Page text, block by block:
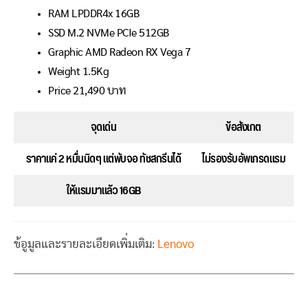
RAM LPDDR4x 16GB
SSD M.2 NVMe PCIe 512GB
Graphic AMD Radeon RX Vega 7
Weight 1.5Kg
Price 21,490 บาท
จุดเด่น
ข้อสังเกต
ราคาแค่ 2 หมื่นนิดๆ แต่พับจอ ทัชสกรีนได้
ไม่รองรับอัพเกรดแรม
ให้แรมมาแล้ว 16GB
ข้อูมูลและรายละเอียดเพิ่มเติม: Lenovo